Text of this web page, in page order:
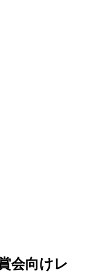
会向けレ